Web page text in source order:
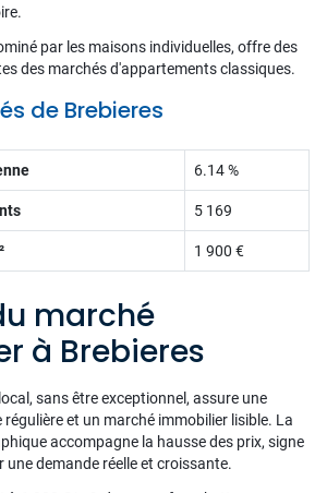
par les maisons individuelles, offre des
des marchés d'appartements classiques.
de Brebieres
6.14 %
5 169
1 900 €
marché
à Brebieres
sans être exceptionnel, assure une
et un marché immobilier lisible. La
accompagne la hausse des prix, signe
demande réelle et croissante.